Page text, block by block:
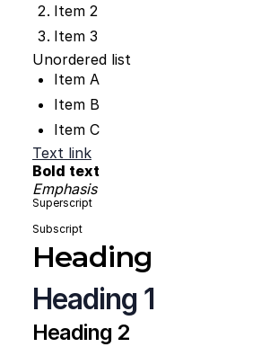
Item 2
Item 3
Unordered list
Item A
Item B
Item C
Text link
Bold text
Emphasis
Superscript
Subscript
Heading
Heading 1
Heading 2